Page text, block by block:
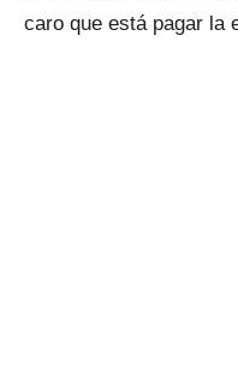
caro que está pagar la